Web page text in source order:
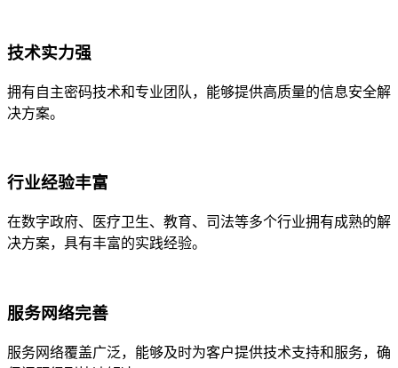
技术实力强
拥有自主密码技术和专业团队，能够提供高质量的信息安全解
决方案。
行业经验丰富
在数字政府、医疗卫生、教育、司法等多个行业拥有成熟的解
决方案，具有丰富的实践经验。
服务网络完善
服务网络覆盖广泛，能够及时为客户提供技术支持和服务，确